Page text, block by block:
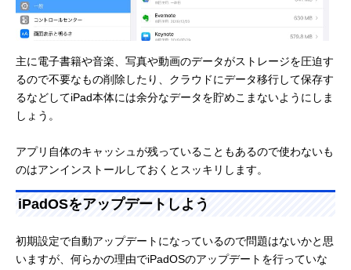
主に電子書籍や音楽、写真や動画のデータがストレージを圧迫す
るので不要なもの削除したり、クラウドにデータ移行して保存す
るなどしてiPad本体には余分なデータを貯めこまないようにしま
しょう。
アプリ自体のキャッシュが残っていることもあるので使わないも
のはアンインストールしておくとスッキリします。
iPadOSをアップデートしよう
初期設定で自動アップデートになっているので問題はないかと思
いますが、何らかの理由でiPadOSのアップデートを行っていな